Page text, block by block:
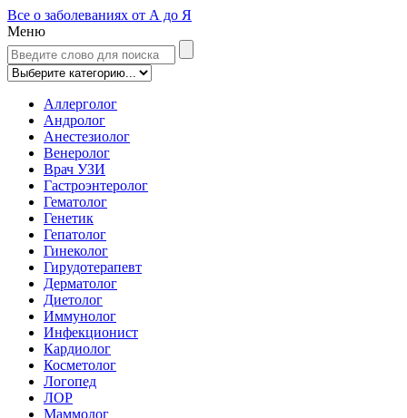
Все о заболеваниях от А до Я
Меню
Аллерголог
Андролог
Анестезиолог
Венеролог
Врач УЗИ
Гастроэнтеролог
Гематолог
Генетик
Гепатолог
Гинеколог
Гирудотерапевт
Дерматолог
Диетолог
Иммунолог
Инфекционист
Кардиолог
Косметолог
Логопед
ЛОР
Маммолог